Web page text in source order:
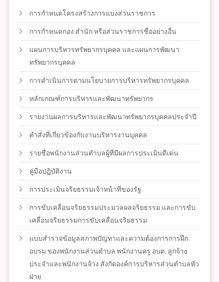
การกำหนดโครงสร้างการแบ่งส่วนราชการ
การกำหนดกอง สำนัก หรือส่วนราชการชื่ออย่างอื่น
แผนการบริหารทรัพยากรบุคคล และแผนการพัฒนา
ทรัพยากรบุคคล
การดำเนินการตามนโยบายการบริหารทรัพยากรบุคคล
หลักเกณฑ์การบริหารและพัฒนาทรัพยากร
รายงานผลการบริหารและพัฒนาทรัพยากรบุคคลประจำปี
คำสั่งที่เกี่ยวข้องกับงานบริหารงานบุคคล
รายชื่อพนักงานส่วนตำบลผู้ที่มีผลการประเมินดีเด่น
คู่มือปฏิบัติงาน
การประเมินจริยธรรมเจ้าหน้าที่ของรัฐ
การขับเคลื่อนจริยธรรมประมวลผลจริยธรรม และการขับ
เคลื่อนจริยธรรมการขับเคลื่อนจริยธรรม
แบบสำรวจข้อมูลสภาพปัญหาและความต้องการการฝึก
อบรม ของพนักงานส่วนตำบล พนักงานครู อบต. ลูกจ้าง
ประจำและพนักงานจ้าง สังกัดองค์การบริหารส่วนตำบลหัว
ฝาย